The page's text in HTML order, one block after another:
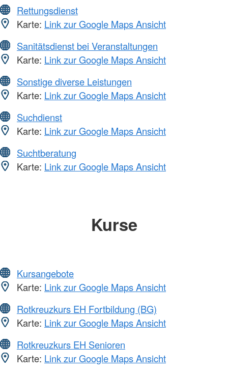
Rettungsdienst
Karte: Link zur Google Maps Ansicht
Sanitätsdienst bei Veranstaltungen
Karte: Link zur Google Maps Ansicht
Sonstige diverse Leistungen
Karte: Link zur Google Maps Ansicht
Suchdienst
Karte: Link zur Google Maps Ansicht
Suchtberatung
Karte: Link zur Google Maps Ansicht
Kurse
Kursangebote
Karte: Link zur Google Maps Ansicht
Rotkreuzkurs EH Fortbildung (BG)
Karte: Link zur Google Maps Ansicht
Rotkreuzkurs EH Senioren
Karte: Link zur Google Maps Ansicht